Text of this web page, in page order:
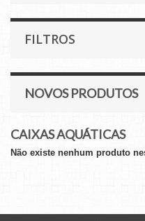
FILTROS
NOVOS PRODUTOS
CAIXAS AQUÁTICAS
Não existe nenhum produto